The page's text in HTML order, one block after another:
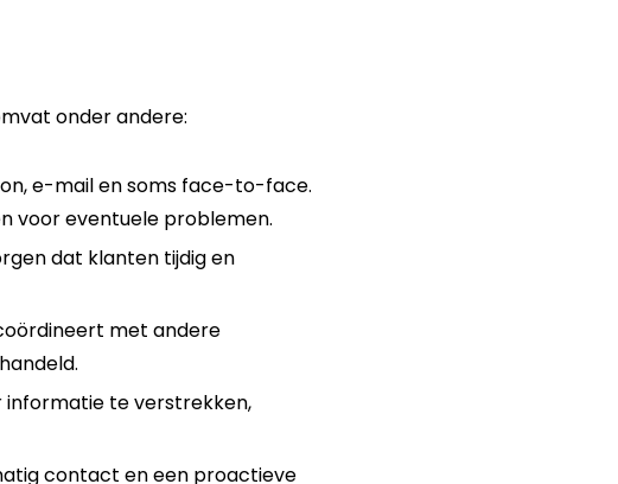
onder andere:
e-mail en soms face-to-face.
voor eventuele problemen.
dat klanten tijdig en
met andere
te verstrekken,
contact en een proactieve